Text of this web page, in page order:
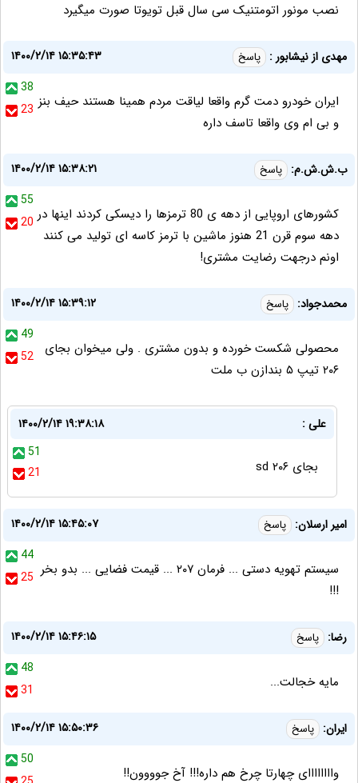
نصب مونور اتومتنیک سی سال قبل تویوتا صورت میگیرد
مهدی از نیشابور : پاسخ
۱۴۰۰/۲/۱۴ ۱۵:۳۵:۴۳
38
23 ایران خودرو دمت گرم‌ واقعا لیاقت مردم‌ همینا هستند حیف بنز
و بی ام وی واقعا تاسف داره‌
ب.ش.ش.م: پاسخ
۱۴۰۰/۲/۱۴ ۱۵:۳۸:۲۱
55
20 کشورهای اروپایی از دهه ی 80 ترمزها را دیسکی کردند اینها در
دهه سوم قرن 21 هنوز ماشین با ترمز کاسه ای تولید می کنند
اونم درجهت رضایت مشتری!
محمدجواد: پاسخ
۱۴۰۰/۲/۱۴ ۱۵:۳۹:۱۲
49
52
محصولی شکست خورده و بدون مشتری . ولی میخوان بجای
۲۰۶ تیپ ۵ بندازن ب ملت
علی :
۱۴۰۰/۲/۱۴ ۱۹:۳۸:۱۸
51
21
بجای ۲۰۶ sd
امیر ارسلان: پاسخ
۱۴۰۰/۲/۱۴ ۱۵:۴۵:۰۷
44
25 سیستم تهویه دستی ... فرمان ۲۰۷ ..‌. قیمت فضایی ... بدو بخر
!!!
رضا: پاسخ
۱۴۰۰/۲/۱۴ ۱۵:۴۶:۱۵
48
31
مایه خجالت...
ایران: پاسخ
۱۴۰۰/۲/۱۴ ۱۵:۵۰:۳۶
50
واااااااای چهارتا چرخ هم داره!!! آخ جوووون!!